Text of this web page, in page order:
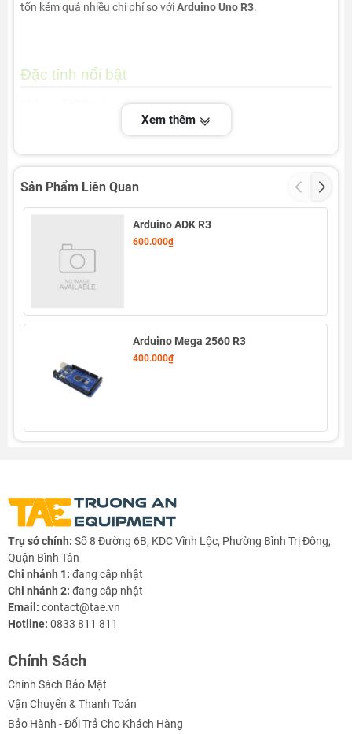
tốn kém quá nhiều chi phí so vớiArduino Uno R3.
Đặc tính nổi bật
- Dòng tối đa chân 5V : 500mA
- Dòng tối đa chân 3.3V : 50mA
- Dòng tối đa chân I/O : 40mA
- 14 chân Digital I/O (6 chân PWM)
- 32k Flash Memory
Hướng dẫn sử dụng
USB to serial UARTđể nạp cho boardArduino Pro Minivà sau
Aruino Pro mini
VCC
VCC
TXD
RXD
DTR
Khi sử dụng nguồn ngoài chúng ta sẽ cấp nguồn 6V – 9V vào
chân “RAW” để cấp nguồn nuôi cho board, chú ý là chân “RAW”
chứ không phải là chân “
hoặc ra điện áp 5V của mạch, nếu chúng ta cấp nhầm nguồn >
Xem thêm
Sản Phẩm Liên Quan
Arduino ADK R3
600.000₫
Arduino Mega 2560 R3
400.000₫
Trụ sở chính: Số 8 Đường 6B, KDC Vĩnh Lộc, Phường Bình Trị Đông,
Quận Bình Tân
Chi nhánh 1: đang cập nhật
Chi nhánh 2: đang cập nhật
Email: contact@tae.vn
Hotline: 0833 811 811
Chính Sách
Chính Sách Bảo Mật
Vận Chuyển & Thanh Toán
Bảo Hành - Đổi Trả Cho Khách Hàng